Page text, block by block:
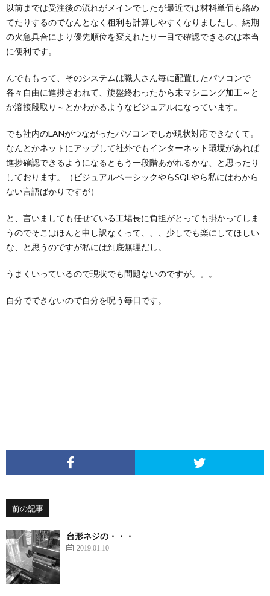
以前までは受注後の流れがメインでしたが最近では材料単価も絡め
てたりするのでなんとなく粗利も計算しやすくなりましたし、納期
の火急具合により優先順位を変えれたり一目で確認できるのは本当
に便利です。
んでももって、そのシステムは職人さん毎に配置したパソコンで
各々自由に進捗さわれて、旋盤終わったから未マシニング加工～と
か溶接段取り～とかわかるようなビジュアルになっています。
でも社内のLANがつながったパソコンでしか現状対応できなくて。
なんとかネットにアップして社外でもインターネット環境があれば
進捗確認できるようになるともう一段階あがれるかな、と思ったり
しております。（ビジュアルベーシックやらSQLやら私にはわから
ない言語ばかりですが）
と、言いましても任せている工場長に負担がとっても掛かってしま
うのでそこはほんと申し訳なくって、、、少しでも楽にしてほしい
な、と思うのですが私には到底無理だし。
うまくいっているので現状でも問題ないのですが。。。
自分でできないので自分を呪う毎日です。
前の記事
台形ネジの・・・
2019.01.10